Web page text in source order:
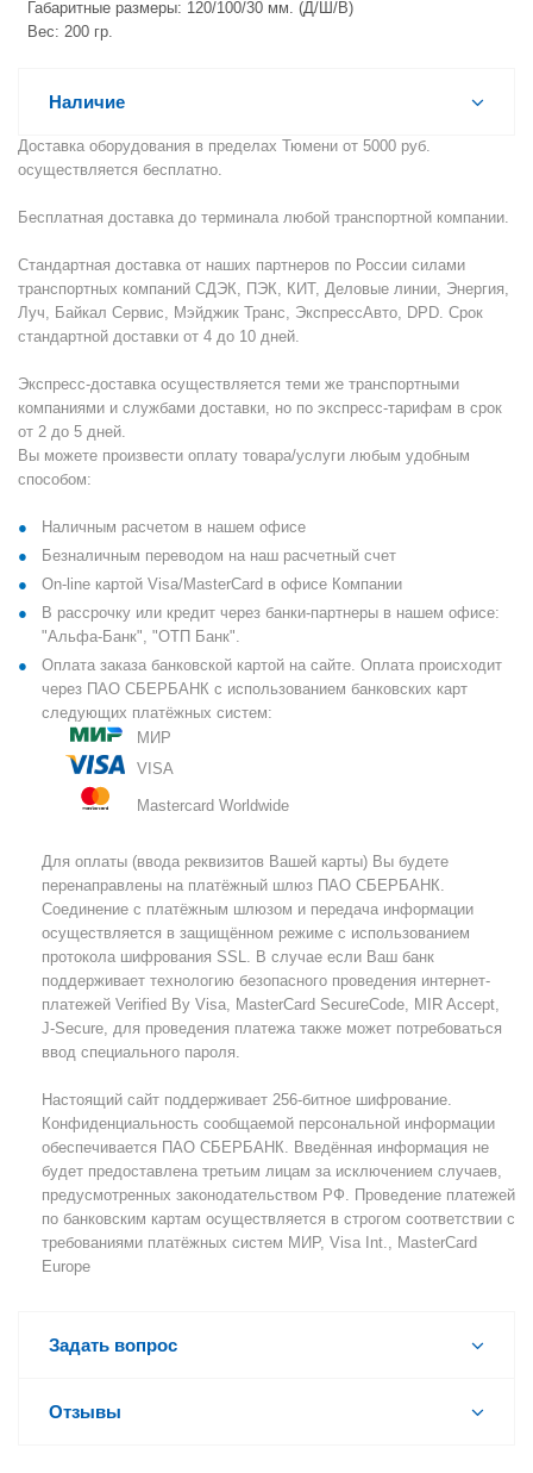
Габаритные размеры: 120/100/30 мм. (Д/Ш/В)
Вес: 200 гр.
Наличие
Доставка оборудования в пределах Тюмени от 5000 руб.
осуществляется бесплатно.
Бесплатная доставка до терминала любой транспортной компании.
Стандартная доставка от наших партнеров по России силами
транспортных компаний СДЭК, ПЭК, КИТ, Деловые линии, Энергия,
Луч, Байкал Сервис, Мэйджик Транс, ЭкспрессАвто, DPD. Срок
стандартной доставки от 4 до 10 дней.
Экспресс-доставка осуществляется теми же транспортными
компаниями и службами доставки, но по экспресс-тарифам в срок
от 2 до 5 дней.
Вы можете произвести оплату товара/услуги любым удобным
способом:
Наличным расчетом в нашем офисе
Безналичным переводом на наш расчетный счет
On-line картой Visa/MasterCard в офисе Компании
В рассрочку или кредит через банки-партнеры в нашем офисе:
"Альфа-Банк", "ОТП Банк".
Оплата заказа банковской картой на сайте. Оплата происходит
через ПАО СБЕРБАНК с использованием банковских карт
следующих платёжных систем:
МИР
VISA
Mastercard Worldwide
Для оплаты (ввода реквизитов Вашей карты) Вы будете
перенаправлены на платёжный шлюз ПАО СБЕРБАНК.
Соединение с платёжным шлюзом и передача информации
осуществляется в защищённом режиме с использованием
протокола шифрования SSL. В случае если Ваш банк
поддерживает технологию безопасного проведения интернет-
платежей Verified By Visa, MasterCard SecureCode, MIR Accept,
J-Secure, для проведения платежа также может потребоваться
ввод специального пароля.
Настоящий сайт поддерживает 256-битное шифрование.
Конфиденциальность сообщаемой персональной информации
обеспечивается ПАО СБЕРБАНК. Введённая информация не
будет предоставлена третьим лицам за исключением случаев,
предусмотренных законодательством РФ. Проведение платежей
по банковским картам осуществляется в строгом соответствии с
требованиями платёжных систем МИР, Visa Int., MasterCard
Europe
Задать вопрос
Отзывы